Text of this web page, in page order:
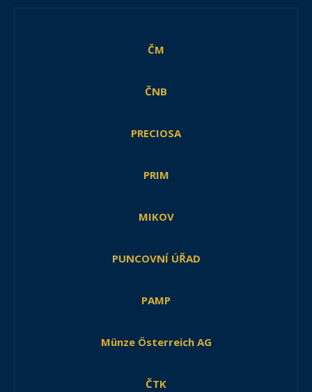
ČM
ČNB
PRECIOSA
PRIM
MIKOV
PUNCOVNÍ ÚŘAD
PAMP
Münze Österreich AG
ČTK